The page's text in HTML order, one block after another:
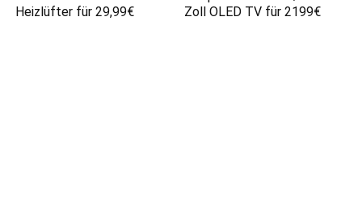
Heizlüfter für 29,99€
Zoll OLED TV für 2199€